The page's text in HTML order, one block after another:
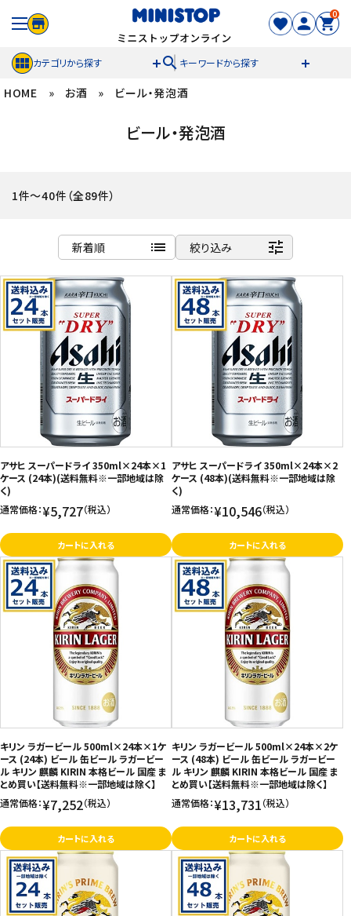
0
カテゴリから探す search キーワードから探す
ACCOUNT MENU
セール商品
カテゴリから探す
スイーツ
お菓子
飲料
日用品
セール
フードロス
ペット用品
SHOP GUIDE
お問い合わせ
特定商取引法表示について
プライバシーポリシー
利用規約
会社概要
HOME » お酒 » ビール・発泡酒
ビール・発泡酒
1件～40件（全89件）
新着順 list
商品名
新着順
発売日順
価格が安い
価格が高い
お気に入り登録数
絞り込み tune
アサヒ スーパードライ 350ml×24本×1
ケース (24本)(送料無料※一部地域は除
く)
通常価格：¥5,727（税込）
カートに入れる
アサヒ スーパードライ 350ml×24本×2
ケース (48本)(送料無料※一部地域は除
く)
通常価格：¥10,546（税込）
カートに入れる
キリン ラガービール 500ml×24本×1ケ
ース (24本) ビール 缶ビール ラガービー
ル キリン 麒麟 KIRIN 本格ビール 国産 ま
とめ買い【送料無料※一部地域は除く】
通常価格：¥7,252（税込）
カートに入れる
キリン ラガービール 500ml×24本×2ケ
ース (48本) ビール 缶ビール ラガービー
ル キリン 麒麟 KIRIN 本格ビール 国産 ま
とめ買い【送料無料※一部地域は除く】
通常価格：¥13,731（税込）
カートに入れる